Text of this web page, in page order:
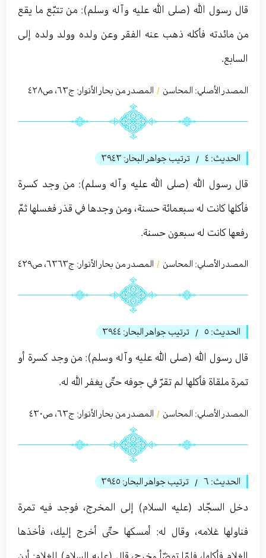
قال رسول الله (صلى الله عليه وآله وسلم): من تتبّع ما يقع
من مائدته فأكله ذهب عنه الفقر وعن ولده وولد ولده إلى
السابع.
المصدر الأصلي: المحاسن / المصدر من بحار الأنوار: ج٦٣، ص٤٢٨
الحديث: ٤ / ترتيب جواهر البحار: ٣٩٤٣
قال رسول الله (صلى الله عليه وآله وسلم): من وجد كسرة
فأكلها كانت له سبعمائة حسنة، ومن وجدها في قذر فغسلها ثمّ
رفعها كانت له سبعون حسنة.
المصدر الأصلي: المحاسن / المصدر من بحار الأنوار: ج٦٣٦٣، ص٤٢٩
الحديث: ٥ / ترتيب جواهر البحار: ٣٩٤٤
قال رسول الله (صلى الله عليه وآله وسلم): من وجد كسرة أو
تمرة ملقاة فأكلها لم تقرّ في جوفه حتّى يغفر الله له.
المصدر الأصلي: المحاسن / المصدر من بحار الأنوار: ج٦٣، ص٤٣٠
الحديث: ٦ / ترتيب جواهر البحار: ٣٩٤٥
دخل السجّاد (عليه السلام) إلى المخرج، فوجد فيه تمرة
فناولها غلامه، وقال له: أمسكها حتّى أخرج إليك، فأخذها
الغلام فأكلها، فلمّا توضّأ وخرج، قال (عليه السلام) للغلام: أين